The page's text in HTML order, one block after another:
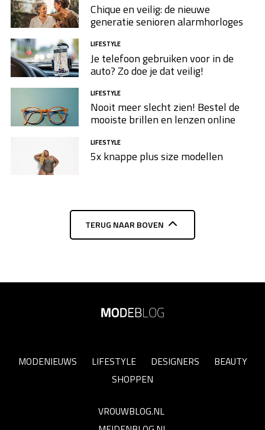
Chique en veilig: de nieuwe
generatie senioren alarmhorloges
LIFESTYLE
Je telefoon gebruiken voor in de
auto? Zo doe je dat veilig!
LIFESTYLE
Nooit meer slecht zien! Bestel de
mooiste brillen en lenzen online
LIFESTYLE
5x knappe plus size modellen​
TERUG NAAR BOVEN
MODENIEUWS LIFESTYLE DESIGNERS
BEAUTY
SHOPPEN
VROUWBLOG.NL